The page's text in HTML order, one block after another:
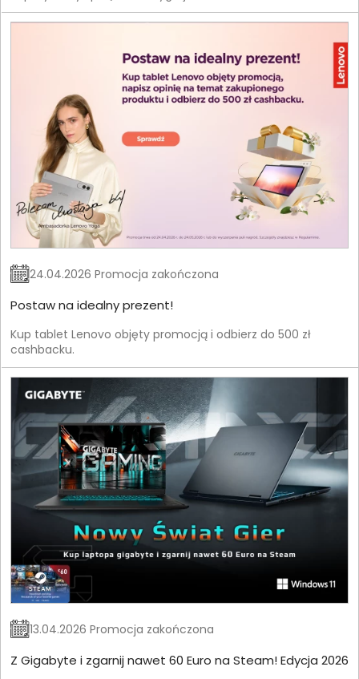
24.04.2026 Promocja zakończona
Postaw na idealny prezent!
Kup tablet Lenovo objęty promocją i odbierz do 500 zł
cashbacku.
13.04.2026 Promocja zakończona
Z Gigabyte i zgarnij nawet 60 Euro na Steam! Edycja 2026